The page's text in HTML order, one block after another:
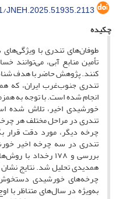
JNEH.2025.51935.2113
چکیده
طوفان‌های تندری با ویژگی‌های
تأمین منابع آبی، می‌توانند
کنند. پژوهش حاضر با هدف
تندری جنوب‌غرب ایران، که
انجام شده است. با توجه به
خورشیدی اخیر، تلاش شده
تندری در مراحل مختلف هر
چرخه دیگر، مورد دقت قرار
تندری در سه چرخه اخیر
بررسی و ۱۷۸
همدیدی تحلیل شد. نتایج
چرخه‌های خورشیدی دستخوش
به‌ویژه در سال‌های متناظر با